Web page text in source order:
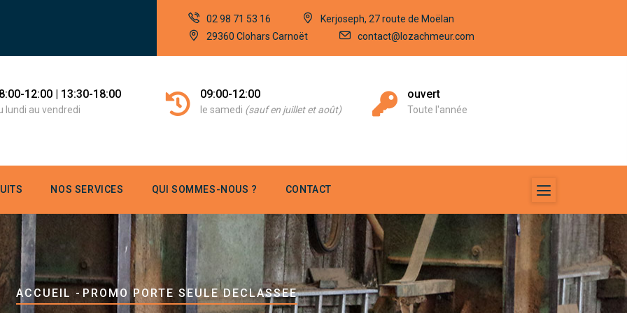
02 98 71 53 16
Kerjoseph, 27 route de Moëlan
29360 Clohars Carnoët
contact@lozachmeur.com
12:00 | 13:30-18:00
au vendredi
09:00-12:00
le samedi(sauf en juillet et août)
ouvert
Toute l'année
NOS SERVICES QUI SOMMES-NOUS ? CONTACT
Fil
ACCUEIL - PROMO PORTE SEULE DECLASSEE